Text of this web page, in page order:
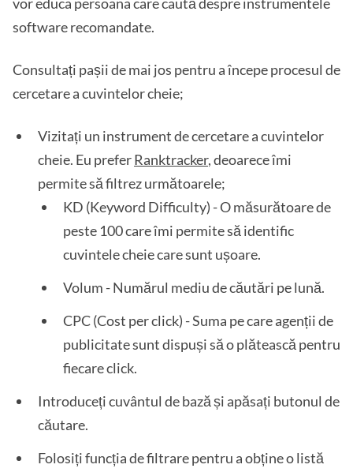
software recomandate.
Consultați pașii de mai jos pentru a începe procesul de
cercetare a cuvintelor cheie;
Vizitați un instrument de cercetare a cuvintelor
cheie. Eu preferRanktracker, deoarece îmi
permite să filtrez următoarele;
KD (Keyword Difficulty) - O măsurătoare de
peste 100 care îmi permite să identific
cuvintele cheie care sunt ușoare.
Volum - Numărul mediu de căutări pe lună.
CPC (Cost per click) - Suma pe care agenții de
publicitate sunt dispuși să o plătească pentru
fiecare click.
Introduceți cuvântul de bază și apăsați butonul de
căutare.
Folosiți funcția de filtrare pentru a obține o listă